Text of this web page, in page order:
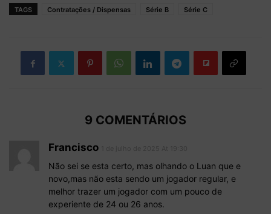
TAGS Contratações / Dispensas Série B Série C
9 COMENTÁRIOS
Francisco
Não sei se esta certo, mas olhando o Luan que e
novo,mas não esta sendo um jogador regular, e
melhor trazer um jogador com um pouco de
experiente de 24 ou 26 anos.